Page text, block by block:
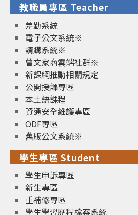
教職員專區 Teacher
差勤系統
電子公文系統※
請購系統※
曾文家商雲端社群※
新課綱推動相關規定
公開授課專區
本土語課程
資通安全維護專區
ODF專區
舊版公文系統※
學生專區 Student
學生申訴專區
新生專區
重補修專區
學生學習歷程檔案系統